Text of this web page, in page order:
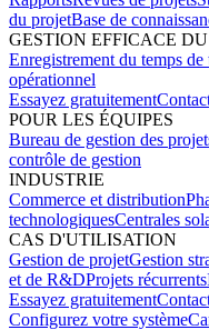
du projetBase de
GESTION EFFICACE
Enregistrement du temps de
opérationnel
Essayez gratuitement
POUR LES ÉQUIPES
Bureau de gestion des
contrôle de gestion
INDUSTRIE
Commerce et distribution
technologiquesCentrales
CAS D'UTILISATION
Gestion de projetGestion
et de R&DProjets récurrents
Essayez gratuitement
Configurez votre système